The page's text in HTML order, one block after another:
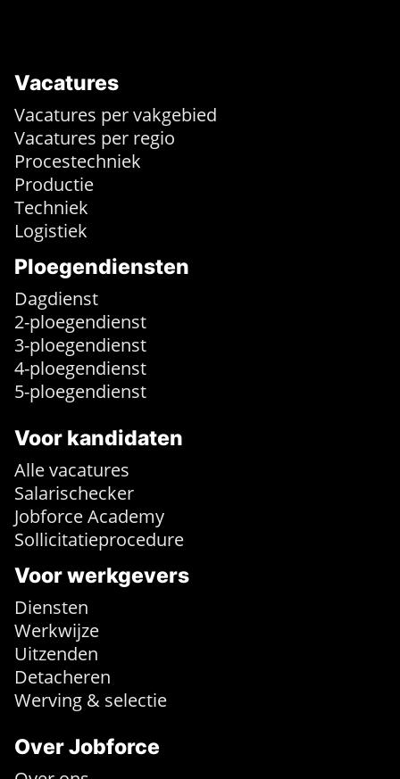
Vacatures
Vacatures per vakgebied
Vacatures per regio
Procestechniek
Productie
Techniek
Logistiek
Ploegendiensten
Dagdienst
2-ploegendienst
3-ploegendienst
4-ploegendienst
5-ploegendienst
Voor kandidaten
Alle vacatures
Salarischecker
Jobforce Academy
Sollicitatieprocedure
Voor werkgevers
Diensten
Werkwijze
Uitzenden
Detacheren
Werving & selectie
Over Jobforce